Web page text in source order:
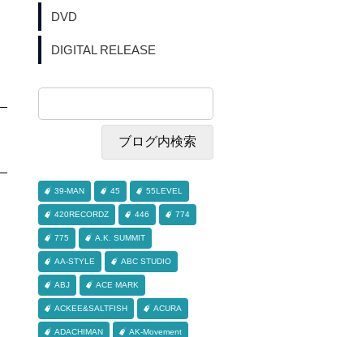
DVD
DIGITAL RELEASE
39-MAN 45 55LEVEL
420RECORDZ 446 774
775 A.K. SUMMIT
AA-STYLE ABC STUDIO
ABJ ACE MARK
ACKEE&SALTFISH ACURA
ADACHIMAN AK-Movement